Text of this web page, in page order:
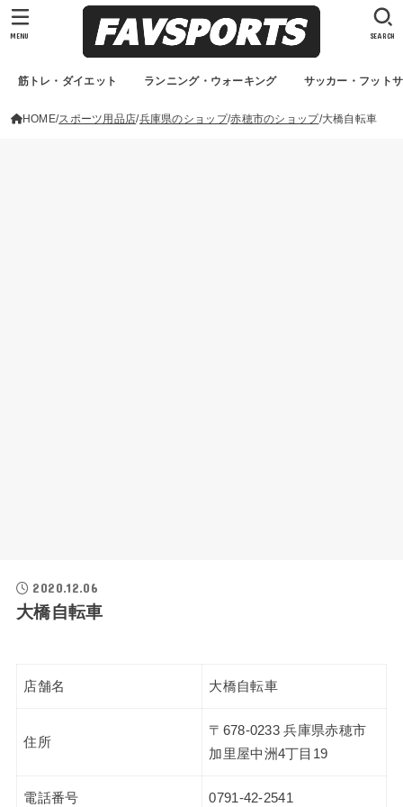
筋トレ・ダイエット ランニング・ウォーキング サッカー・フット
SEARCH
MENU
HOME スポーツ用品店 兵庫県のショップ 赤穂市のショップ 大橋自転車
2020.12.06
大橋自転車
店舗名 大橋自転車
住所
〒678-0233 兵庫県赤穂市
加里屋中洲4丁目19
電話番号 0791-42-2541